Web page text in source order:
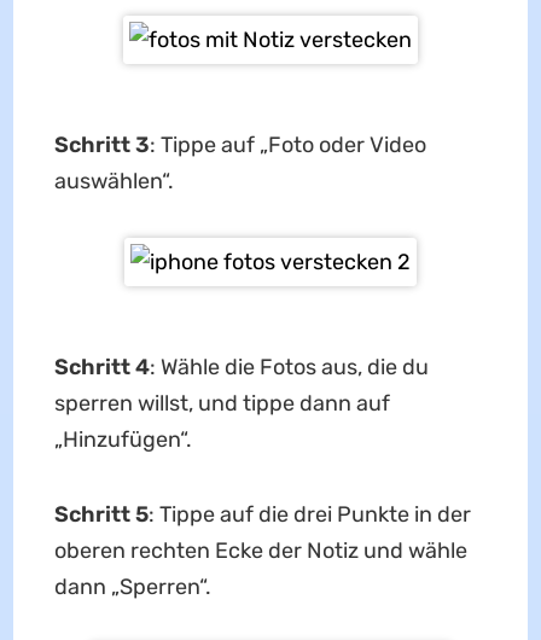
Schritt 3: Tippe auf „Foto oder Video
auswählen“.
Schritt 4: Wähle die Fotos aus, die du
sperren willst, und tippe dann auf
„Hinzufügen“.
Schritt 5: Tippe auf die drei Punkte in der
oberen rechten Ecke der Notiz und wähle
dann „Sperren“.